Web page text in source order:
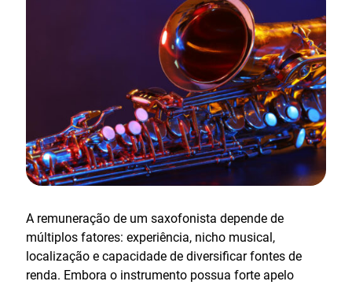
A remuneração de um saxofonista depende de
múltiplos fatores: experiência, nicho musical,
localização e capacidade de diversificar fontes de
renda. Embora o instrumento possua forte apelo